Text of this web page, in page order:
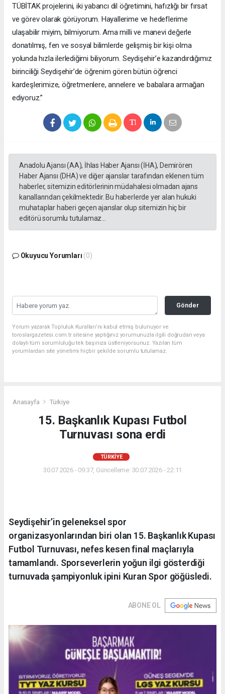
TÜBİTAK projelerini, iki yabancı dil öğretimini, hafızlığı bir fırsat
ve görev olarak görüyorum. Hayallerime ve hedeflerime
ulaşabilir miyim, bilmiyorum. Ama milli ve manevi değerle
donatılmış, fen ve sosyal bilimlerde gelişmiş bir kişi olma
yolunda hızla ilerlediğimi biliyorum. Seydişehir’e kazandırdığımız
birinciliği Seydişehir’de öğrenim gören bütün öğrenci
kardeşlerimize, öğretmenlere, annelere ve babalara armağan
ediyoruz.”
Anadolu Ajansı (AA), İhlas Haber Ajansı (İHA), Demirören
Haber Ajansı (DHA) ve diğer ajanslar tarafından eklenen tüm
haberler, sitemizin editörlerinin müdahalesi olmadan ajans
kanallarından çekilmektedir. Bu haberlerde yer alan hukuki
muhataplar haberi geçen ajanslar olup sitemizin hiç bir
editörü sorumlu tutulamaz...
Okuyucu Yorumları (0)
Gönder
Yorum yazarak Topluluk Kuralları’nı kabul etmiş bulunuyor ve
toroslargazetesi.com.tr sitesine yaptığınız yorumunuzla ilgili doğrudan veya
dolaylı tüm sorumluluğu tek başınıza üstleniyorsunuz. Yazılan tüm
yorumlardan site yönetimi hiçbir şekilde sorumlu tutulamaz.
Anasayfa Türkiye
15. Başkanlık Kupası Futbol
Turnuvası sona erdi
TÜRKIYE
30.07.2026 - 09:37, Güncelleme: 30.07.2026 - 22:11
Seydişehir’in geleneksel spor
organizasyonlarından biri olan 15. Başkanlık Kupası
Futbol Turnuvası, nefes kesen final maçlarıyla
tamamlandı. Sporseverlerin yoğun ilgi gösterdiği
turnuvada şampiyonluk ipini Kuran Spor göğüsledi.
ABONE OL